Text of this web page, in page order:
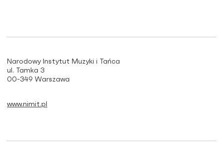
Narodowy Instytut Muzyki i Tańca
ul. Tamka 3
00-349 Warszawa
www.nimit.pl